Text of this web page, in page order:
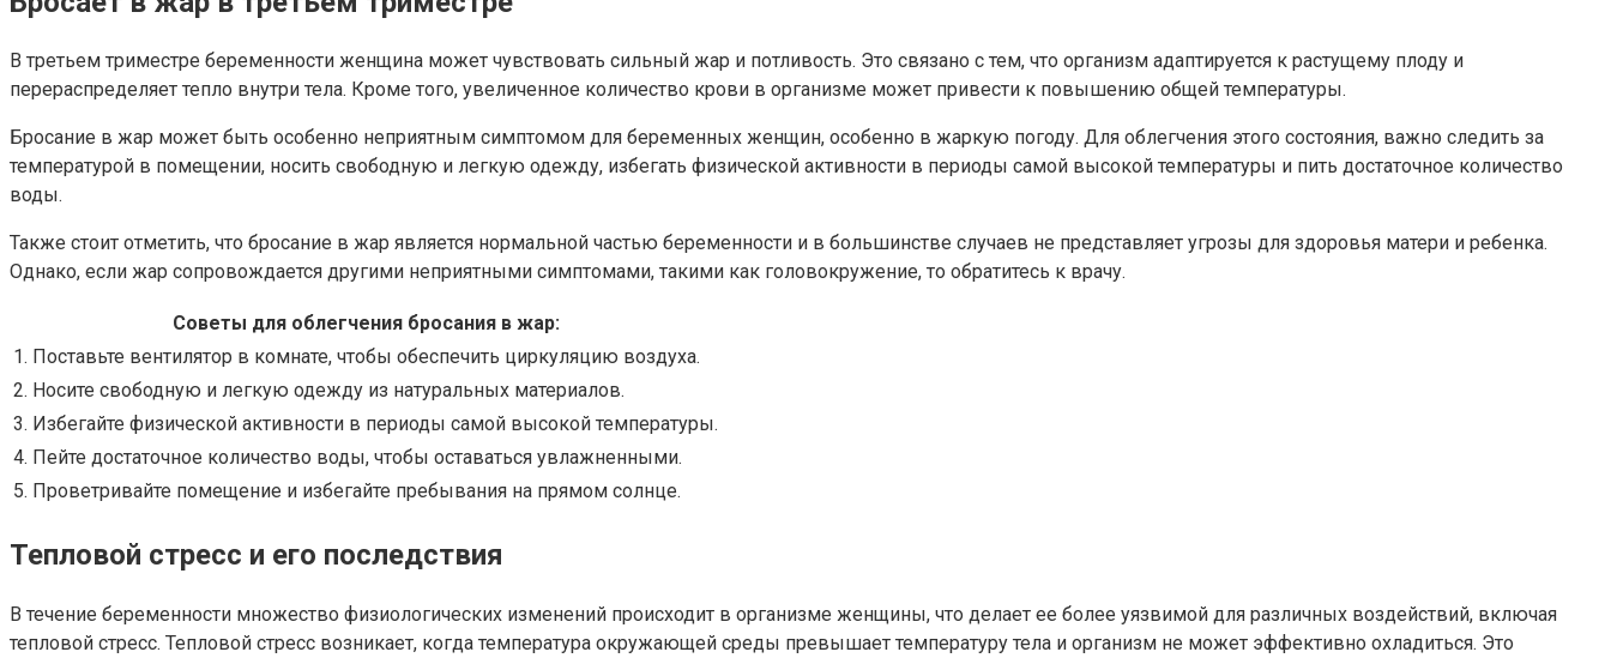
В третьем триместре беременности женщина может чувствовать сильный жар и потливость. Это связано с тем, что организм адаптируется к растущему плоду и
перераспределяет тепло внутри тела. Кроме того, увеличенное количество крови в организме может привести к повышению общей температуры.
Бросание в жар может быть особенно неприятным симптомом для беременных женщин, особенно в жаркую погоду. Для облегчения этого состояния, важно следить за
температурой в помещении, носить свободную и легкую одежду, избегать физической активности в периоды самой высокой температуры и пить достаточное количество
воды.
Также стоит отметить, что бросание в жар является нормальной частью беременности и в большинстве случаев не представляет угрозы для здоровья матери и ребенка.
Однако, если жар сопровождается другими неприятными симптомами, такими как головокружение, то обратитесь к врачу.
Советы для облегчения бросания в жар:
1. Поставьте вентилятор в комнате, чтобы обеспечить циркуляцию воздуха.
2. Носите свободную и легкую одежду из натуральных материалов.
3. Избегайте физической активности в периоды самой высокой температуры.
4. Пейте достаточное количество воды, чтобы оставаться увлажненными.
5. Проветривайте помещение и избегайте пребывания на прямом солнце.
Тепловой стресс и его последствия
В течение беременности множество физиологических изменений происходит в организме женщины, что делает ее более уязвимой для различных воздействий, включая
тепловой стресс. Тепловой стресс возникает, когда температура окружающей среды превышает температуру тела и организм не может эффективно охладиться. Это